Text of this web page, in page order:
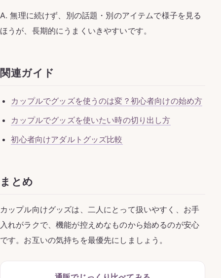
A. 無理に続けず、別の話題・別のアイテムで様子を見る
ほうが、長期的にうまくいきやすいです。
関連ガイド
カップルでグッズを使うのは変？初心者向けの始め方
カップルでグッズを使いたい時の切り出し方
初心者向けアダルトグッズ比較
まとめ
カップル向けグッズは、二人にとって扱いやすく、お手
入れがラクで、機能が控えめなものから始めるのが安心
です。お互いの気持ちを最優先にしましょう。